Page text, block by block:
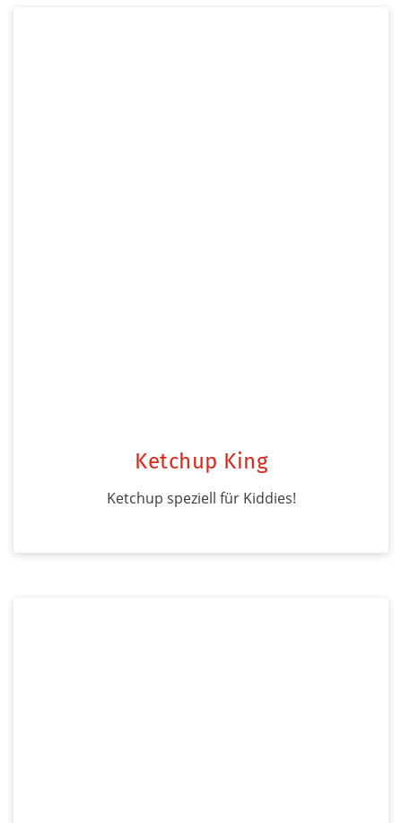
Ketchup King
Ketchup speziell für Kiddies!